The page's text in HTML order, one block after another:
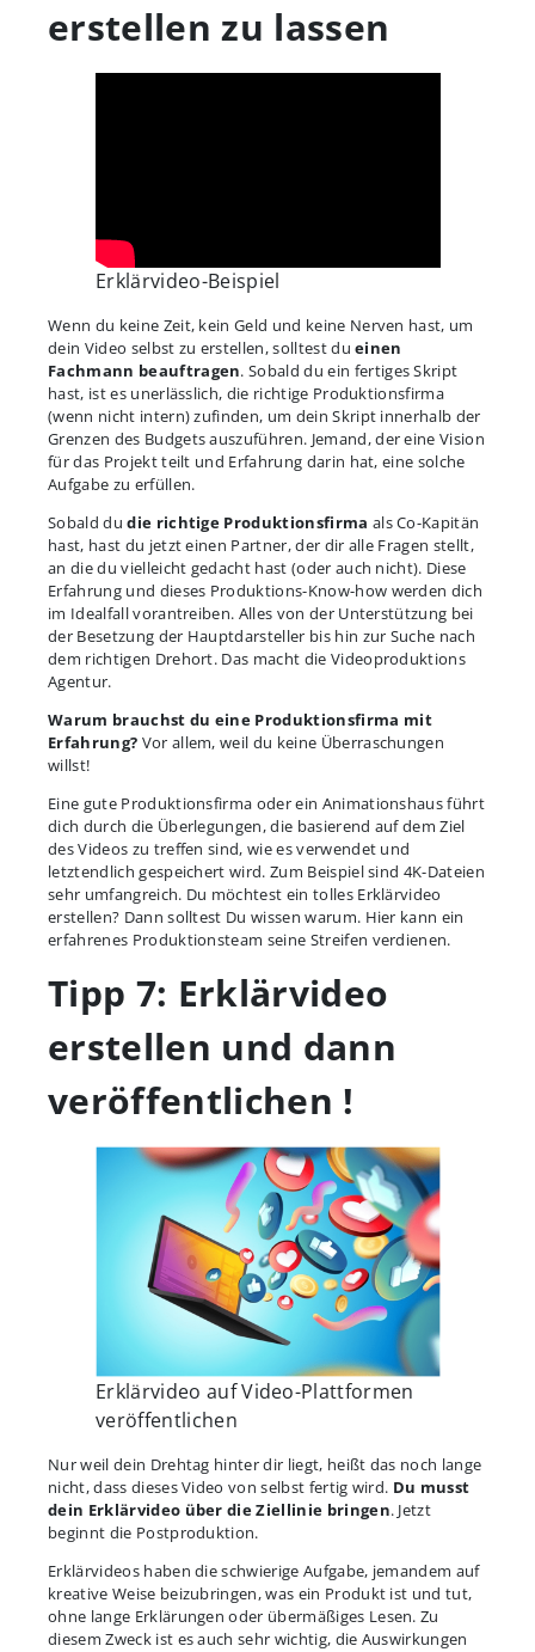
erstellen zu lassen
Erklärvideo-Beispiel
Wenn du keine Zeit, kein Geld und keine Nerven hast, um
dein Video selbst zu erstellen, solltest dueinen
Fachmann beauftragen. Sobald du ein fertiges Skript
hast, ist es unerlässlich, die richtige Produktionsfirma
(wenn nicht intern) zufinden, um dein Skript innerhalb der
Grenzen des Budgets auszuführen. Jemand, der eine Vision
für das Projekt teilt und Erfahrung darin hat, eine solche
Aufgabe zu erfüllen.
Sobald dudie richtige Produktionsfirma als Co-Kapitän
hast, hast du jetzt einen Partner, der dir alle Fragen stellt,
an die du vielleicht gedacht hast (oder auch nicht). Diese
Erfahrung und dieses Produktions-Know-how werden dich
im Idealfall vorantreiben. Alles von der Unterstützung bei
der Besetzung der Hauptdarsteller bis hin zur Suche nach
dem richtigen Drehort. Das macht die Videoproduktions
Agentur.
Warum brauchst du eine Produktionsfirma mit
Erfahrung? Vor allem, weil du keine Überraschungen
willst!
Eine gute Produktionsfirma oder ein Animationshaus führt
dich durch die Überlegungen, die basierend auf dem Ziel
des Videos zu treffen sind, wie es verwendet und
letztendlich gespeichert wird. Zum Beispiel sind 4K-Dateien
sehr umfangreich. Du möchtest ein tolles Erklärvideo
erstellen? Dann solltest Du wissen warum. Hier kann ein
erfahrenes Produktionsteam seine Streifen verdienen.
Tipp 7: Erklärvideo
erstellen und dann
veröffentlichen !
Erklärvideo auf Video-Plattformen
veröffentlichen
Nur weil dein Drehtag hinter dir liegt, heißt das noch lange
nicht, dass dieses Video von selbst fertig wird. Du musst
dein Erklärvideo über die Ziellinie bringen. Jetzt
beginnt die Postproduktion.
Erklärvideos haben die schwierige Aufgabe, jemandem auf
kreative Weise beizubringen, was ein Produkt ist und tut,
ohne lange Erklärungen oder übermäßiges Lesen. Zu
diesem Zweck ist es auch sehr wichtig, die Auswirkungen